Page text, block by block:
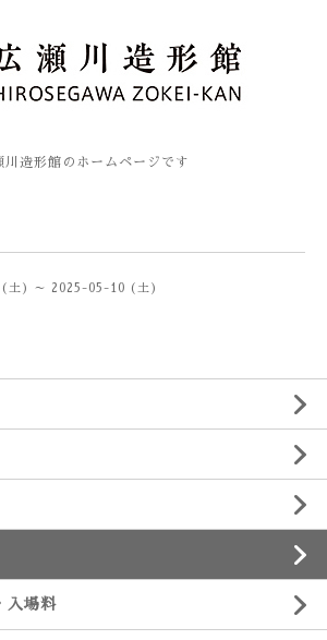
川造形館のホームページです
土) ～ 2025-05-10 (土)
入場料